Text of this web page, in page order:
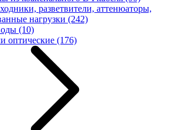
разветвители, аттенюаторы,
нагрузки (242)
(10)
оптические (176)